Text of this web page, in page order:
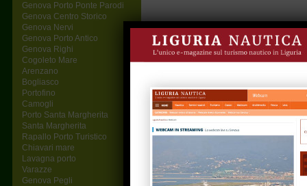
Genova Porto Ponte Parodi
Genova Centro Storico
Genova Nervi
Genova Porto Antico
Genova Righi
Cogoleto Mare
Arenzano
Bogliasco
Portofino
Camogli
Porto Santa Margherita
Santa Margherita
Rapallo Porto Turistico
Chiavari mare
Lavagna porto
Varazze
Genova Pegli